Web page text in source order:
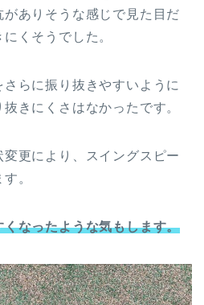
ありそうな感じで見た目だ
くそうでした。
らに振り抜きやすいように
きにくさはなかったです。
更により、スイングスピー
。
なったような気もします。